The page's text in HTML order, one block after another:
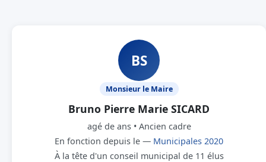
BS
Monsieur le Maire
Bruno Pierre Marie SICARD
agé de ans • Ancien cadre
En fonction depuis le — Municipales 2020
À la tête d'un conseil municipal de 11 élus